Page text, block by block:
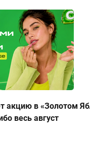
акцию в «Золотом
весь август